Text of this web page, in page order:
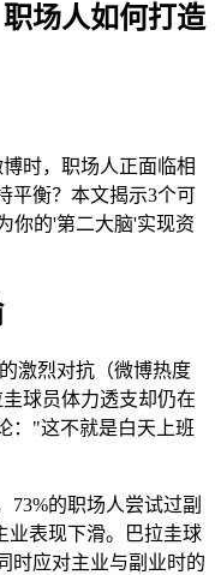
场人如何打造
时，职场人正面临相
衡？本文揭示3个可
你的'第二大脑'实现资
激烈对抗（微博热度
球员体力透支却仍在
："这不就是白天上班
73%的职场人尝试过副
业表现下滑。巴拉圭球
时应对主业与副业时的